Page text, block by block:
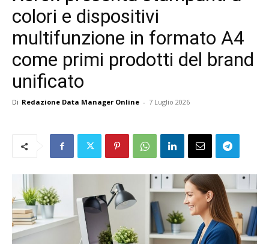
colori e dispositivi
multifunzione in formato A4
come primi prodotti del brand
unificato
Di Redazione Data Manager Online - 7 Luglio 2026